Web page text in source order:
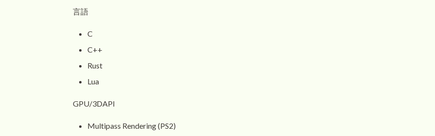
言語
C
C++
Rust
Lua
GPU/3DAPI
Multipass Rendering (PS2)